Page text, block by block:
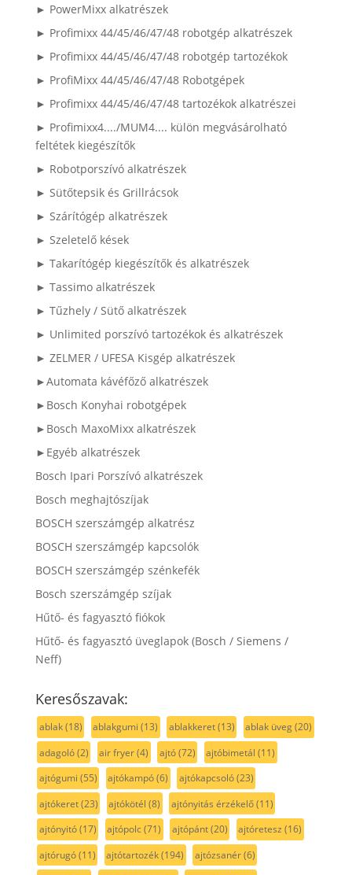
► PowerMixx alkatrészek
► Profimixx 44/45/46/47/48 robotgép alkatrészek
► Profimixx 44/45/46/47/48 robotgép tartozékok
► ProfiMixx 44/45/46/47/48 Robotgépek
► Profimixx 44/45/46/47/48 tartozékok alkatrészei
► Profimixx4..../MUM4.... külön megvásárolható
feltétek kiegészítők
► Robotporszívó alkatrészek
► Sütőtepsik és Grillrácsok
► Szárítógép alkatrészek
► Szeletelő kések
► Takarítógép kiegészítők és alkatrészek
► Tassimo alkatrészek
► Tűzhely / Sütő alkatrészek
► Unlimited porszívó tartozékok és alkatrészek
► ZELMER / UFESA Kisgép alkatrészek
►Automata kávéfőző alkatrészek
►Bosch Konyhai robotgépek
►Bosch MaxoMixx alkatrészek
►Egyéb alkatrészek
Bosch Ipari Porszívó alkatrészek
Bosch meghajtószíjak
BOSCH szerszámgép alkatrész
BOSCH szerszámgép kapcsolók
BOSCH szerszámgép szénkefék
Bosch szerszámgép szíjak
Hűtő- és fagyasztó fiókok
Hűtő- és fagyasztó üveglapok (Bosch / Siemens /
Neff)
Keresőszavak:
ablak(18) ablakgumi (13) ablakkeret(13) ablak üveg(20)
adagoló(2) air fryer(4) ajtó(72) ajtóbimetál (11)
ajtógumi (55) ajtókampó(6) ajtókapcsoló(23)
ajtókeret(23) ajtókötél (8) ajtónyitás érzékelő(11)
ajtónyitó(17) ajtópolc(71) ajtópánt(20) ajtóretesz (16)
ajtórugó(11) ajtótartozék(194) ajtózsanér(6)